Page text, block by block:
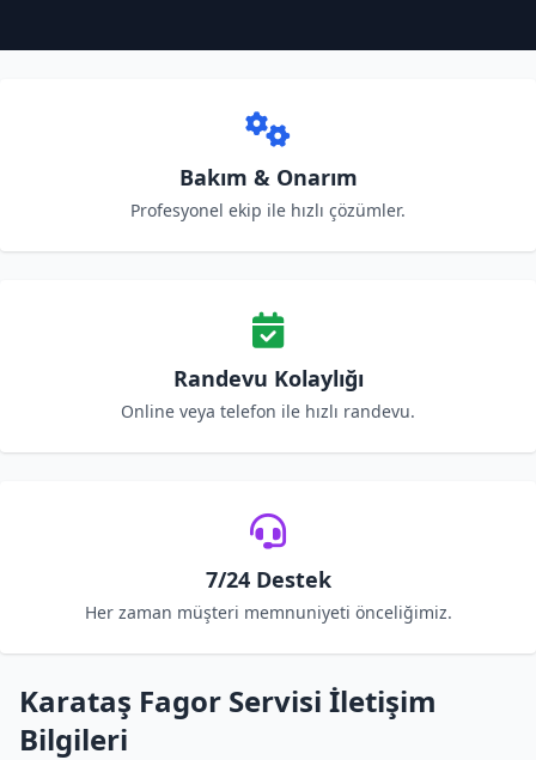
Bakım & Onarım
Profesyonel ekip ile hızlı çözümler.
Randevu Kolaylığı
Online veya telefon ile hızlı randevu.
7/24 Destek
Her zaman müşteri memnuniyeti önceliğimiz.
Karataş Fagor Servisi İletişim
Bilgileri